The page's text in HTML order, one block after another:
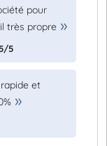
pour
très propre
5/5
et